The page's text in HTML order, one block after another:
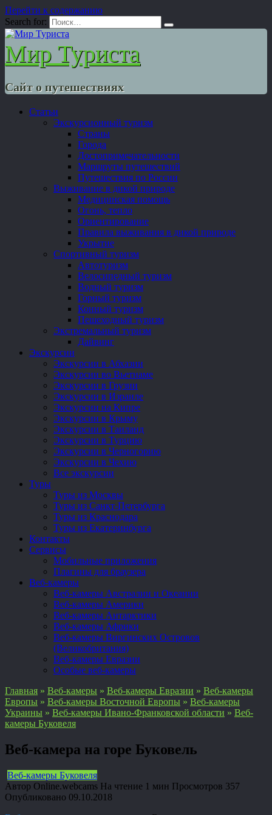
Перейти к содержанию
Search for:
Мир Туриста
Сайт о путешествиях
Статьи
Экскурсионный туризм
Страны
Города
Достопримечательности
Маршруты путешествий
Путешествия по России
Выживание в дикой природе
Медицинская помощь
Огонь, тепло
Ориентирование
Правила выживания в дикой природе
Укрытие
Спортивный туризм
Автотуризм
Велосипедный туризм
Водный туризм
Горный туризм
Конный туризм
Пешеходный туризм
Экстремальный туризм
Дайвинг
Экскурсии
Экскурсии в Абхазии
Экскурсии во Вьетнаме
Экскурсии в Грузии
Экскурсии в Израиле
Экскурсии на Кипре
Экскурсии в Крыму
Экскурсии в Таиланд
Экскурсии в Турцию
Экскурсии в Черногорию
Экскурсии в Чехию
Все экскурсии
Туры
Туры из Москвы
Туры из Санкт-Петербурга
Туры из Краснодара
Туры из Екатеринбурга
Контакты
Сервисы
Мобильные приложения
Плагины для браузера
Веб-камеры
Веб-камеры Австралии и Океании
Веб-камеры Америки
Веб-камеры Антарктики
Веб-камеры Африки
Веб-камеры Виргинских Островов
(Великобритания)
Веб-камеры Евразии
Особые веб-камеры
Главная » Веб-камеры » Веб-камеры Евразии » Веб-камеры
Европы » Веб-камеры Восточной Европы » Веб-камеры
Украины » Веб-камеры Ивано-Франковской области » Веб-
камеры Буковеля
Веб-камера на горе Буковель
Веб-камеры Буковеля
Автор Online.webcams На чтение 1 мин Просмотров 357
Опубликовано 09.10.2018